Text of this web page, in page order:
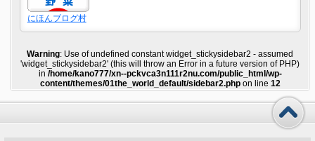
にほんブログ村
Warning: Use of undefined constant widget_stickysidebar2 - assumed
'widget_stickysidebar2' (this will throw an Error in a future version of PHP)
in /home/kano777/xn--pckvca3n111r2nu.com/public_html/wp-
content/themes/01the_world_default/sidebar2.phpon line 12